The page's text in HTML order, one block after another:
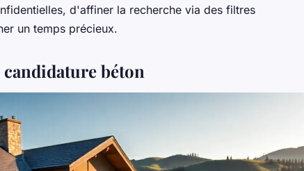
d'affiner la recherche via des filtres
un temps précieux.
béton